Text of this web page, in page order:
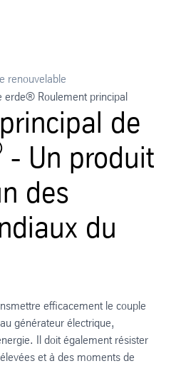
renouvelable
erde® Roulement principal
de
- Un produit
des
du
efficacement le couple
générateur électrique,
Il doit également résister
et à des moments de